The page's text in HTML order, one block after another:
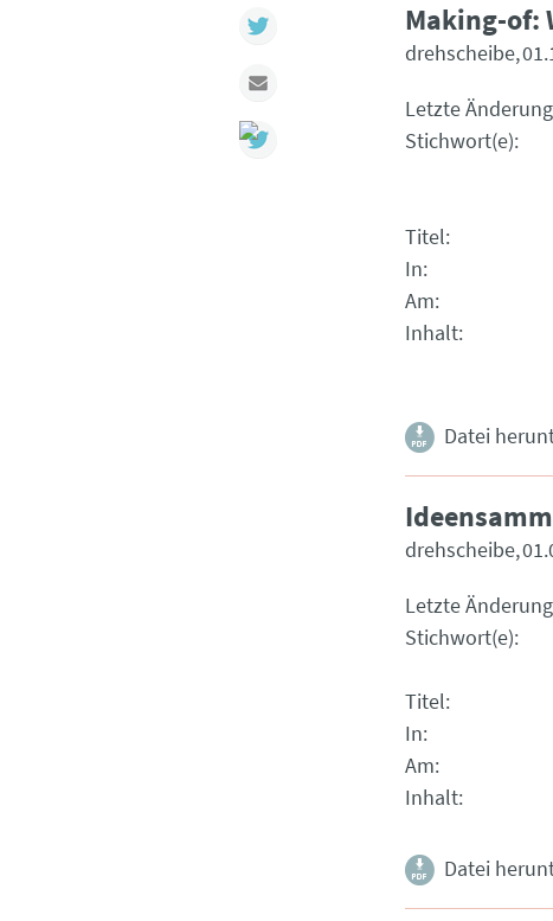
Making-of:
drehscheibe
Letzte Änderung
Stichwort(e)
Titel
In
Am
Inhalt
Datei
drehscheibe
Letzte Änderung
Stichwort(e)
Titel
In
Am
Inhalt
Datei